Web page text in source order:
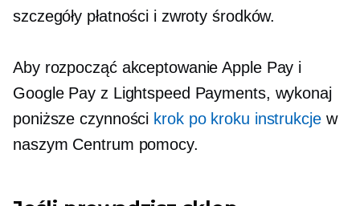
szczegóły płatności i zwroty środków.
Aby rozpocząć akceptowanie Apple Pay i
Google Pay z Lightspeed Payments, wykonaj
poniższe czynności krok po kroku instrukcjew
naszym Centrum pomocy.